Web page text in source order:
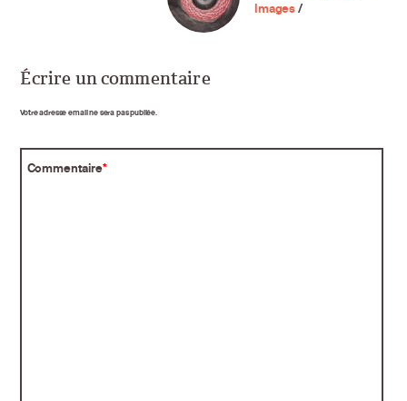
Images/
Écrire un commentaire
Votre adresse email ne sera pas publiée.
Commentaire*